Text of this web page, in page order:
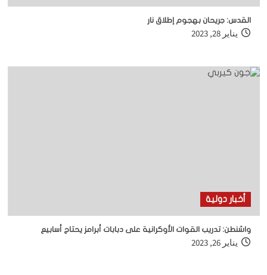
القدس: جريحان بهجوم إطلاق نار
يناير 28, 2023
أخبار دولية
واشنطن: تدريب القوات الأوكرانية على دبابات أبرامز يحتاج أسابيع
يناير 26, 2023